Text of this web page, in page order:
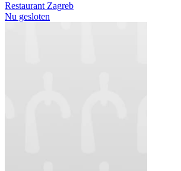
Restaurant Zagreb
Nu gesloten